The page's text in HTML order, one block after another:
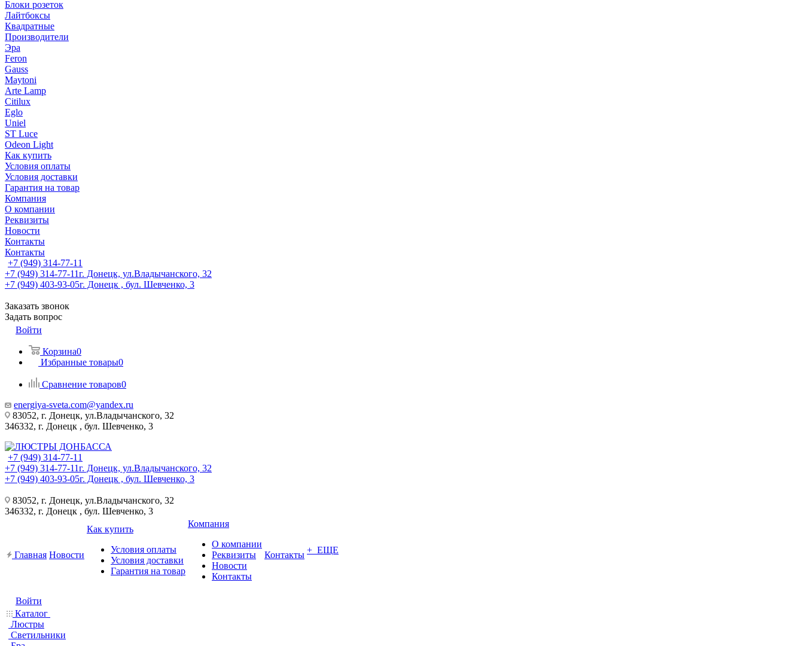
Блоки розеток
Лайтбоксы
Квадратные
Производители
Эра
Feron
Gauss
Maytoni
Arte Lamp
Citilux
Eglo
Uniel
ST Luce
Odeon Light
Как купить
Условия оплаты
Условия доставки
Гарантия на товар
Компания
О компании
Реквизиты
Новости
Контакты
Контакты
+7 (949) 314-77-11
+7 (949) 314-77-11г. Донецк, ул.Владычанского, 32
+7 (949) 403-93-05г. Донецк , бул. Шевченко, 3
Заказать звонок
Задать вопрос
Войти
Корзина0
Избранные товары0
Сравнение товаров0
energiya-sveta.com@yandex.ru
83052, г. Донецк, ул.Владычанского, 32
346332, г. Донецк , бул. Шевченко, 3
+7 (949) 314-77-11
+7 (949) 314-77-11г. Донецк, ул.Владычанского, 32
+7 (949) 403-93-05г. Донецк , бул. Шевченко, 3
83052, г. Донецк, ул.Владычанского, 32
346332, г. Донецк , бул. Шевченко, 3
Главная Новости
Как купить
Условия оплаты
Условия доставки
Гарантия на товар
Компания
О компании
Реквизиты
Новости
Контакты
Контакты + ЕЩЕ
Войти
Каталог
Люстры
Светильники